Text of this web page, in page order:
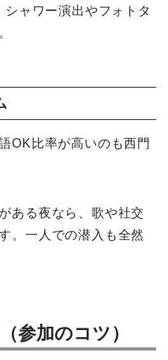
ャワー演出やフォトタ
OK比率が高いのも西門
ある夜なら、歌や社交
。一人での潜入も全然
参加のコツ）